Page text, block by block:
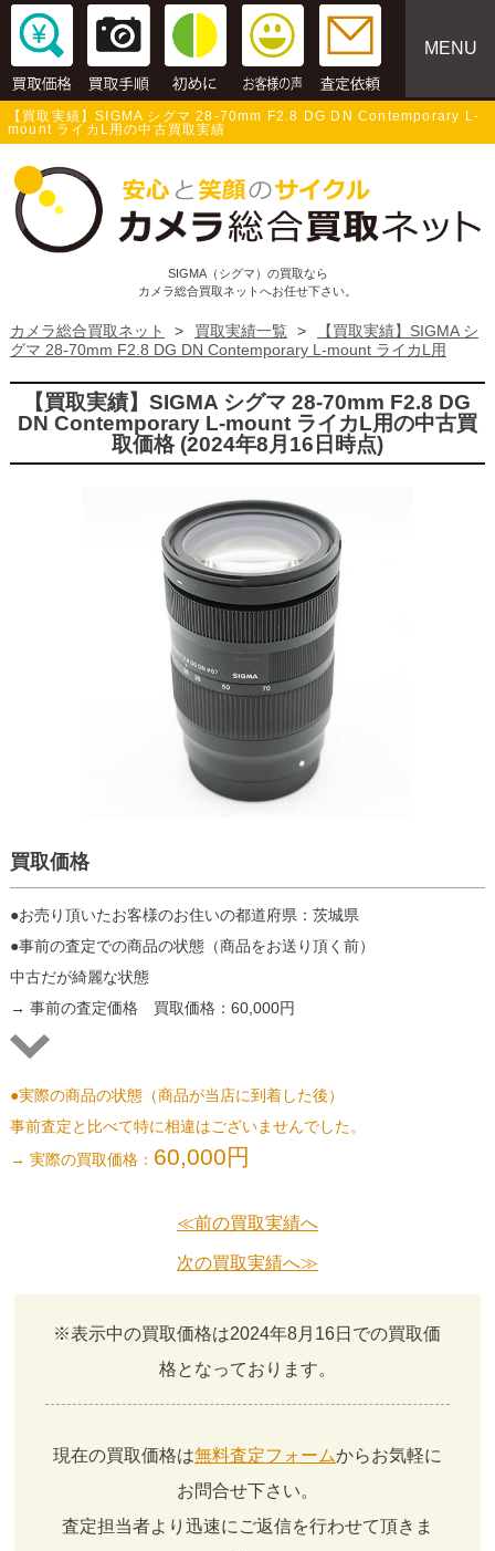
MENU
【買取実績】SIGMA シグマ 28-70mm F2.8 DG DN Contemporary L-
mount ライカL用の中古買取実績
SIGMA（シグマ）の買取なら
カメラ総合買取ネットへお任せ下さい。
カメラ総合買取ネット > 買取実績一覧 >
【買取実績】SIGMA シ
グマ 28-70mm F2.8 DG DN Contemporary L-mount ライカL用
【買取実績】SIGMA シグマ 28-70mm F2.8 DG
DN Contemporary L-mount ライカL用の中古買
取価格 (2024年8月16日時点)
買取価格
●お売り頂いたお客様のお住いの都道府県：茨城県
●事前の査定での商品の状態（商品をお送り頂く前）
中古だが綺麗な状態
→ 事前の査定価格 買取価格：60,000円
●実際の商品の状態（商品が当店に到着した後）
事前査定と比べて特に相違はございませんでした。
→ 実際の買取価格： 60,000円
≪前の買取実績へ
次の買取実績へ≫
※表示中の買取価格は2024年8月16日での買取価
格となっております。
現在の買取価格は無料査定フォームからお気軽に
お問合せ下さい。
査定担当者より迅速にご返信を行わせて頂きま